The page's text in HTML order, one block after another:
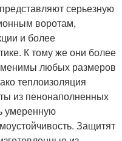
серьезную
воротам,
и более
К тому же они более
любых размеров
теплоизоляция
из пенонаполненных
умеренную
Защитят